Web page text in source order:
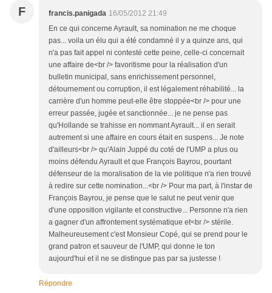
F francis.panigada 16/05/2012 21:49
En ce qui concerne Ayrault, sa nomination ne me choque
pas... voila un élu qui a été condamné il y a quinze ans, qui
n'a pas fait appel ni contesté cette peine, celle-ci concernait
une affaire de<br /> favoritisme pour la réalisation d'un
bulletin municipal, sans enrichissement personnel,
détournement ou corruption, il est légalement réhabilité... la
carrière d'un homme peut-elle être stoppée<br /> pour une
erreur passée, jugée et sanctionnée... je ne pense pas
qu'Hollande se trahisse en nommant Ayrault... il en serait
autrement si une affaire en cours était en suspens... Je note
d'ailleurs<br /> qu'Alain Juppé du coté de l'UMP a plus ou
moins défendu Ayrault et que François Bayrou, pourtant
défenseur de la moralisation de la vie politique n'a rien trouvé
à redire sur cette nomination...<br /> Pour ma part, à l'instar de
François Bayrou, je pense que le salut ne peut venir que
d'une opposition vigilante et constructive... Personne n'a rien
a gagner d'un affrontement systématique et<br /> stérile.
Malheureusement c'est Monsieur Copé, qui se prend pour le
grand patron et sauveur de l'UMP, qui donne le ton
aujourd'hui et il ne se distingue pas par sa justesse !
Répondre